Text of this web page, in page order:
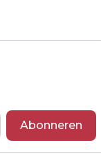
Abonneren